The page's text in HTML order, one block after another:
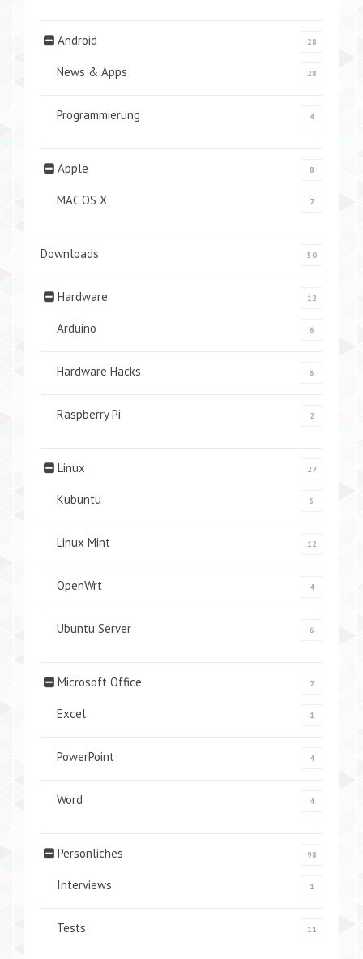
Android 28
News & Apps 28
Programmierung 4
Apple 8
MAC OS X 7
Downloads 50
Hardware 12
Arduino 6
Hardware Hacks 6
Raspberry Pi 2
Linux 27
Kubuntu 5
Linux Mint 12
OpenWrt 4
Ubuntu Server 6
Microsoft Office 7
Excel 1
PowerPoint 4
Word 4
Persönliches 98
Interviews 1
Tests 11